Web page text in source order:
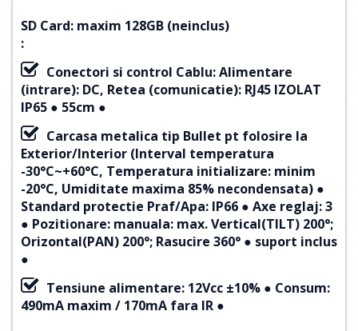
SD Card: maxim 128GB (neinclus)
:
Conectori si control Cablu: Alimentare
(intrare): DC, Retea (comunicatie): RJ45 IZOLAT
IP65 ● 55cm ●
Carcasa metalica tip Bullet pt folosire la
Exterior/Interior (Interval temperatura
-30°C~+60°C, Temperatura initializare: minim
-20°C, Umiditate maxima 85% necondensata) ●
Standard protectie Praf/Apa: IP66 ● Axe reglaj: 3
● Pozitionare: manuala: max. Vertical(TILT) 200°;
Orizontal(PAN) 200°; Rasucire 360° ● suport inclus
●
Tensiune alimentare: 12Vcc ±10% ● Consum:
490mA maxim / 170mA fara IR ●